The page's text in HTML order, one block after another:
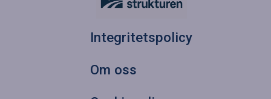
Integritetspolicy
Om oss